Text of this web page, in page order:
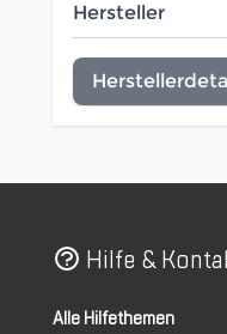
Hersteller
Hilfe &
Alle Hilfethemen